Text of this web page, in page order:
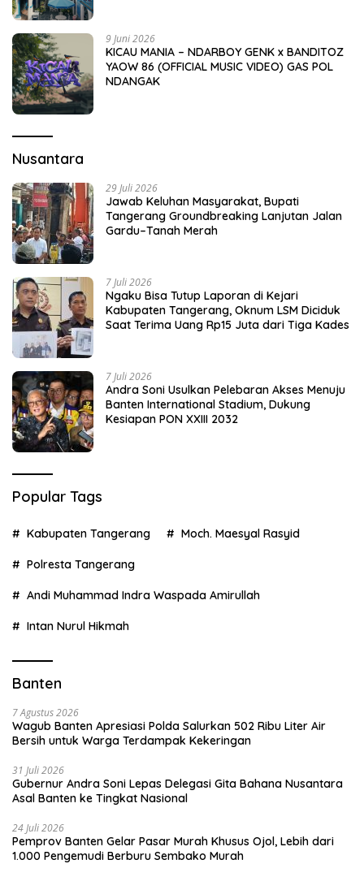
9 Juni 2026
KICAU MANIA – NDARBOY GENK x BANDITOZ
YAOW 86 (OFFICIAL MUSIC VIDEO) GAS POL
NDANGAK
Nusantara
29 Juli 2026
Jawab Keluhan Masyarakat, Bupati
Tangerang Groundbreaking Lanjutan Jalan
Gardu–Tanah Merah
7 Juli 2026
Ngaku Bisa Tutup Laporan di Kejari
Kabupaten Tangerang, Oknum LSM Diciduk
Saat Terima Uang Rp15 Juta dari Tiga Kades
7 Juli 2026
Andra Soni Usulkan Pelebaran Akses Menuju
Banten International Stadium, Dukung
Kesiapan PON XXIII 2032
Popular Tags
Kabupaten Tangerang Moch. Maesyal Rasyid
Polresta Tangerang
Andi Muhammad Indra Waspada Amirullah
Intan Nurul Hikmah
Banten
7 Agustus 2026
Wagub Banten Apresiasi Polda Salurkan 502 Ribu Liter Air
Bersih untuk Warga Terdampak Kekeringan
31 Juli 2026
Gubernur Andra Soni Lepas Delegasi Gita Bahana Nusantara
Asal Banten ke Tingkat Nasional
24 Juli 2026
Pemprov Banten Gelar Pasar Murah Khusus Ojol, Lebih dari
1.000 Pengemudi Berburu Sembako Murah